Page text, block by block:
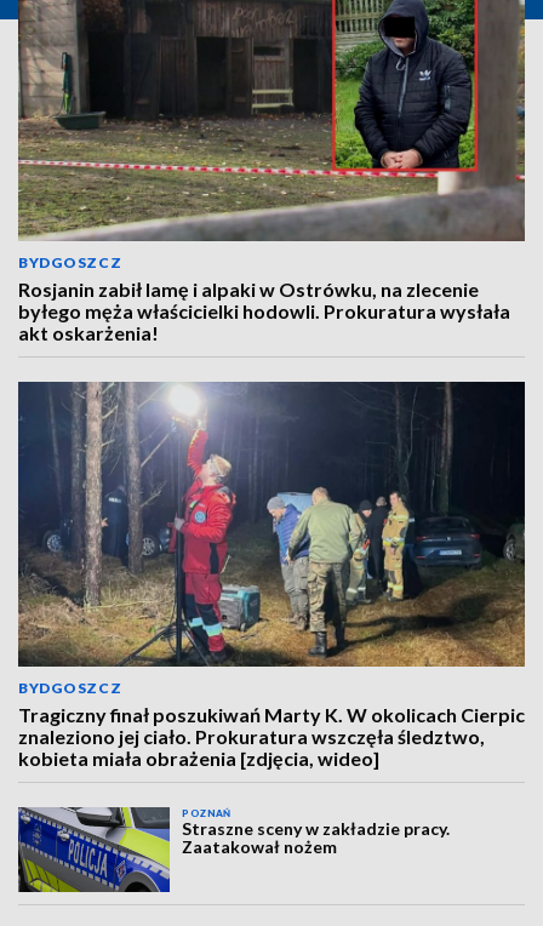
BYDGOSZCZ
Rosjanin zabił lamę i alpaki w Ostrówku, na zlecenie
byłego męża właścicielki hodowli. Prokuratura wysłała
akt oskarżenia!
BYDGOSZCZ
Tragiczny finał poszukiwań Marty K. W okolicach Cierpic
znaleziono jej ciało. Prokuratura wszczęła śledztwo,
kobieta miała obrażenia [zdjęcia, wideo]
POZNAŃ
Straszne sceny w zakładzie pracy.
Zaatakował nożem